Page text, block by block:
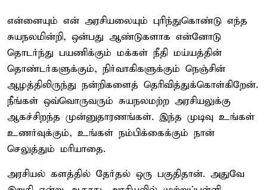
என்னையும் என் அரசியலையும் புரிந்துகொண்டு எந்த
சுயநலமின்றி, ஒன்பது ஆண்டுகளாக என்னோடு
தொடர்ந்து பயணிக்கும் மக்கள் நீதி மய்யத்தின்
தொண்டர்களுக்கும், நிர்வாகிகளுக்கும் நெஞ்சின்
ஆழத்திலிருந்து நன்றிகளைத் தெரிவித்துக்கொள்கிறேன்.
நீங்கள் ஒவ்வொருவரும் சுயநலமற்ற அரசியலுக்கு
ஆகச்சிறந்த முன்னுதாரணங்கள். இந்த முடிவு உங்கள்
உணர்வுக்கும், உங்கள் நம்பிக்கைக்கும் நான்
செலுத்தும் மரியாதை.
அரசியல் களத்தில் தேர்தல் ஒரு பகுதிதான். அதுவே